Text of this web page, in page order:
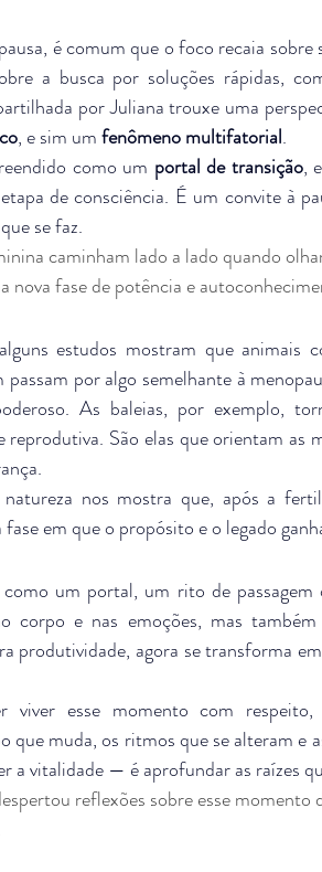
é comum que o foco recaia
a busca por soluções rápidas,
por Juliana trouxe uma
, e sim um fenômeno multifatorial.
como um portal de transição,
de consciência. É um convite à
se faz.
caminham lado a lado quando
nova fase de potência e
estudos mostram que animais
passam por algo semelhante à
As baleias, por exemplo,
reprodutiva. São elas que orientam as
natureza nos mostra que, após a
em que o propósito e o legado
um portal, um rito de
produtividade, agora se transforma
viver esse momento com
muda, os ritmos que se alteram e
a vitalidade — é aprofundar as raízes
reflexões sobre esse